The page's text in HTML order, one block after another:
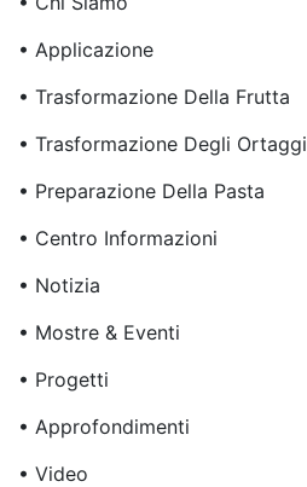
• Applicazione
• Trasformazione Della Frutta
• Trasformazione Degli Ortaggi
• Preparazione Della Pasta
• Centro Informazioni
• Notizia
• Mostre & Eventi
• Progetti
• Approfondimenti
• Video